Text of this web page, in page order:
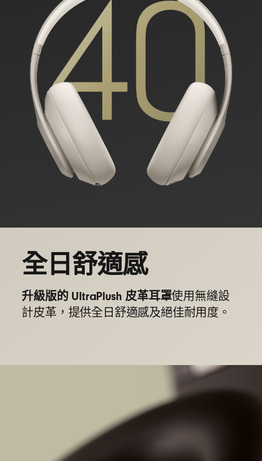
全日舒適感
升級版的 UltraPlush 皮革耳罩使用無縫設
計皮革，提供全日舒適感及絕佳耐用度。